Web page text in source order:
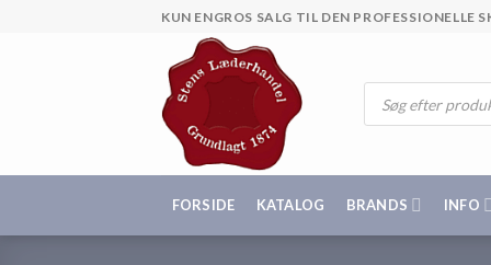
KUN ENGROS SALG TIL DEN PROFESSIONELLE
Products
search
FORSIDE KATALOG BRANDS INFO